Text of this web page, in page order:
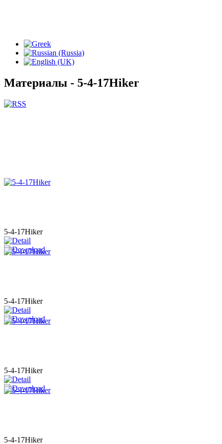
Материалы - 5-4-17Hiker
5-4-17Hiker
5-4-17Hiker
5-4-17Hiker
5-4-17Hiker